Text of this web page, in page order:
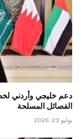
دعم خليجي وأردني
الفصائل المسلحة
يوليو 23, 2026